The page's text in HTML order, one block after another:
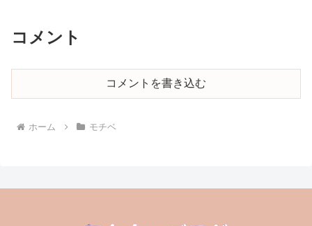
コメント
コメントを書き込む
ホーム モチベ